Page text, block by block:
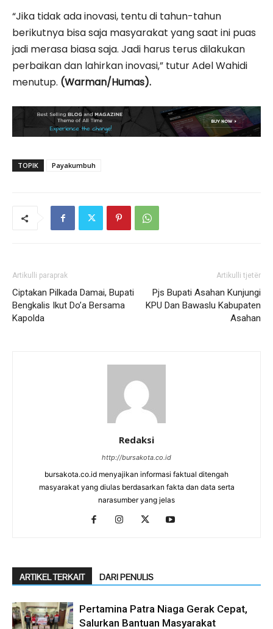
“Jika tidak ada inovasi, tentu di tahun-tahun
berikutnya bisa saja masyarakat yang saat ini puas
jadi merasa biasa saja. Jadi harus terus dilakukan
perbaikan dan lahirkan inovasi,” tutur Adel Wahidi
menutup. (Warman/Humas).
TOPIK Payakumbuh
Artikulli paraprak
Ciptakan Pilkada Damai, Bupati
Bengkalis Ikut Do’a Bersama
Kapolda
Artikulli tjetër
Pjs Bupati Asahan Kunjungi
KPU Dan Bawaslu Kabupaten
Asahan
Redaksi
http://bursakota.co.id
bursakota.co.id menyajikan informasi faktual ditengah
masyarakat yang diulas berdasarkan fakta dan data serta
narasumber yang jelas
ARTIKEL TERKAIT DARI PENULIS
Pertamina Patra Niaga Gerak Cepat,
Salurkan Bantuan Masyarakat